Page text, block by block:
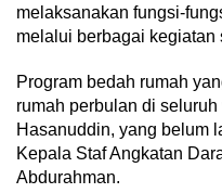
melaksanakan fungsi-
melalui berbagai kegiatan
Program bedah rumah
rumah perbulan di
Hasanuddin, yang belum
Kepala Staf Angkatan
Abdurahman.